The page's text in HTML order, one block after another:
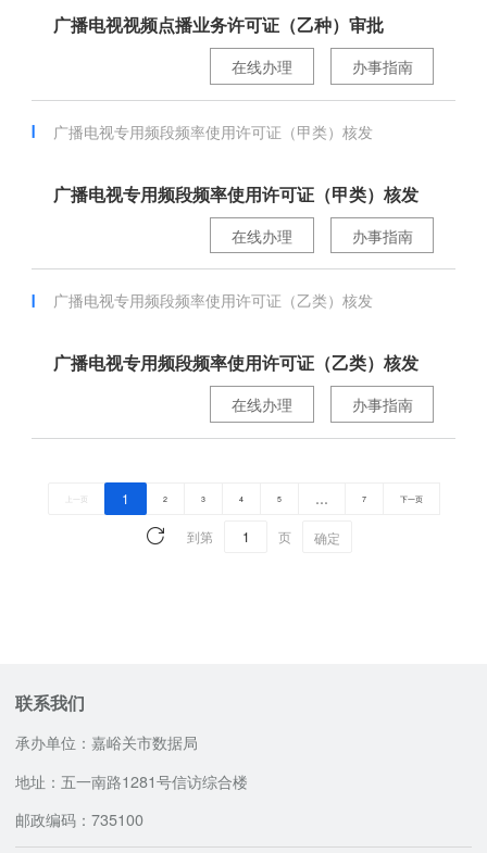
广播电视视频点播业务许可证（乙种）审批
办事指南
在线办理
广播电视专用频段频率使用许可证（甲类）核发
广播电视专用频段频率使用许可证（甲类）核发
办事指南
在线办理
广播电视专用频段频率使用许可证（乙类）核发
广播电视专用频段频率使用许可证（乙类）核发
办事指南
在线办理
上一页 1 2 3 4 5 … 7 下一页
到第 页 确定
联系我们
承办单位：嘉峪关市数据局
地址：五一南路1281号信访综合楼
邮政编码：735100